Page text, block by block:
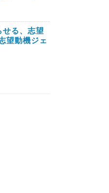
せる、志望
望動機ジェ